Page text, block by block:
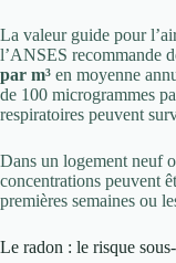
La valeur guide pour
l’ANSES recommande
par m³ en moyenne
de 100 microgrammes
respiratoires peuvent
Dans un logement neuf
concentrations peuvent
premières semaines ou
Le radon : le risque